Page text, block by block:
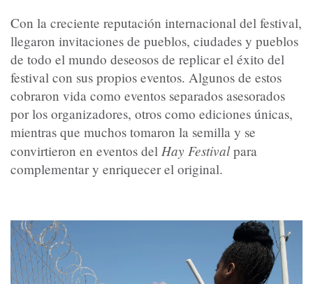
Con la creciente reputación internacional del festival,
llegaron invitaciones de pueblos, ciudades y pueblos
de todo el mundo deseosos de replicar el éxito del
festival con sus propios eventos. Algunos de estos
cobraron vida como eventos separados asesorados
por los organizadores, otros como ediciones únicas,
mientras que muchos tomaron la semilla y se
convirtieron en eventos del Hay Festivalpara
complementar y enriquecer el original.